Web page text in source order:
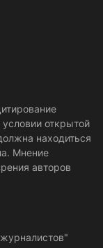
открытой
находиться
Мнение
авторов